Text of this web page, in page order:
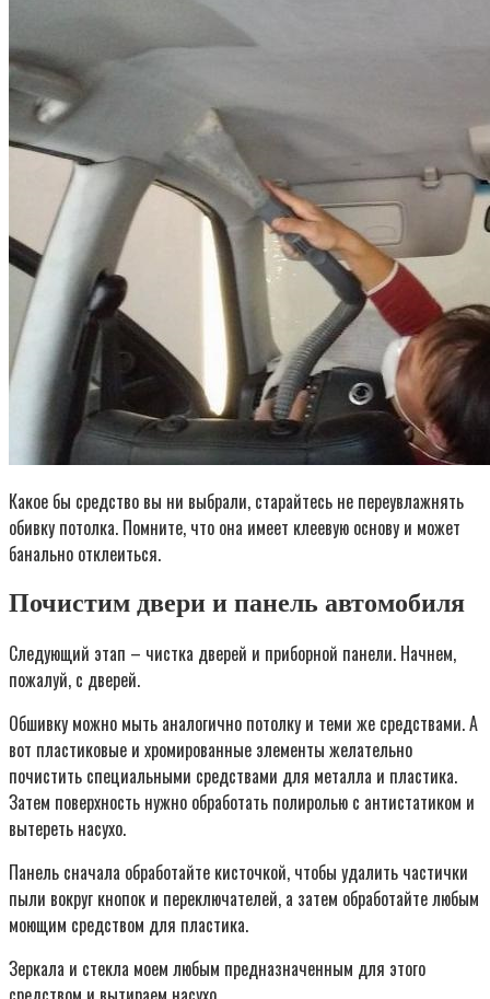
Какое бы средство вы ни выбрали, старайтесь не переувлажнять
обивку потолка. Помните, что она имеет клеевую основу и может
банально отклеиться.
Почистим двери и панель автомобиля
Следующий этап – чистка дверей и приборной панели. Начнем,
пожалуй, с дверей.
Обшивку можно мыть аналогично потолку и теми же средствами. А
вот пластиковые и хромированные элементы желательно
почистить специальными средствами для металла и пластика.
Затем поверхность нужно обработать полиролью с антистатиком и
вытереть насухо.
Панель сначала обработайте кисточкой, чтобы удалить частички
пыли вокруг кнопок и переключателей, а затем обработайте любым
моющим средством для пластика.
Зеркала и стекла моем любым предназначенным для этого